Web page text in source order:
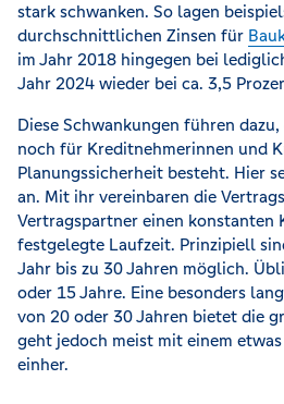
stark schwanken. So lagen
durchschnittlichen Zinsen für
im Jahr 2018 hingegen bei
Jahr 2024 wieder bei ca. 3,5
Diese Schwankungen führen
noch für Kreditnehmerinnen und
Planungssicherheit besteht. Hier
an. Mit ihr vereinbaren die
Vertragspartner einen konstanten
festgelegte Laufzeit. Prinzipiell
Jahr bis zu 30 Jahren möglich.
oder 15 Jahre. Eine besonders
von 20 oder 30 Jahren bietet die
geht jedoch meist mit einem
einher.